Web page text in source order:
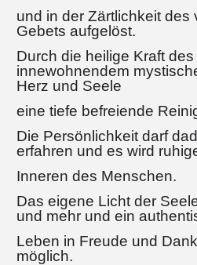
und in der Zärtlichkeit des
Gebets aufgelöst.
Durch die heilige Kraft des
innewohnendem
Herz und Seele
eine tiefe befreiende
Die Persönlichkeit darf
erfahren und es wird
Inneren des Menschen.
Das eigene Licht der
und mehr und ein
Leben in Freude und
möglich.